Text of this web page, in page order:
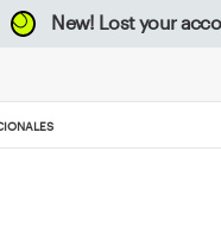
New! Lost your